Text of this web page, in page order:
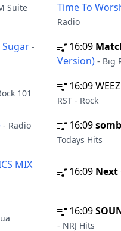
Suite
Time To
Radio
-
16:09
Version) - Big
101
16:09
RST - Rock
- Radio
16:09
Todays Hits
MIX
16:09 Next
16:09
- NRJ Hits